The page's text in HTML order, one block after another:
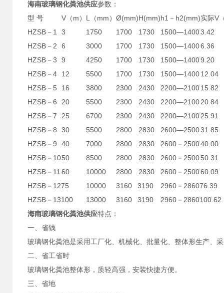
海南玻璃钢化粪池供应参数：
型 号
V（m） L（mm） Ø(mm)H(mm)h1－h2(mm)实际V
HZSB－1
3 1750 1700 1730 1500—14003.42
HZSB－2
6 3000 1700 1730 1500—14006.36
HZSB－3
9 4250 1700 1730 1500—14009.20
HZSB－4
12 5500 1700 1730 1500—140012.04
HZSB－5
16 3800 2300 2430 2200—210015.82
HZSB－6
20 5500 2300 2430 2200—210020.84
HZSB－7
25 6700 2300 2430 2200—210025.91
HZSB－8
30 5500 2800 2830 2600—250031.85
HZSB－9
40 7000 2800 2830 2600－250040.00
HZSB－1050 8500 2800 2830 2600－250050.31
HZSB－11 60 10000 2800 2830 2600－250060.09
HZSB－1275 10000 3160 3190 2960－286076.39
HZSB－13100 13000 3160 3190 2960－2860100.62
海南玻璃钢化粪池供应特点：
一、省钱
玻璃钢化粪池是采用工厂化、机械化、批量化、整体形生产、
二、省工省时
玻璃钢化粪池整体形，质轻高强，安装快捷方便。
三、省地